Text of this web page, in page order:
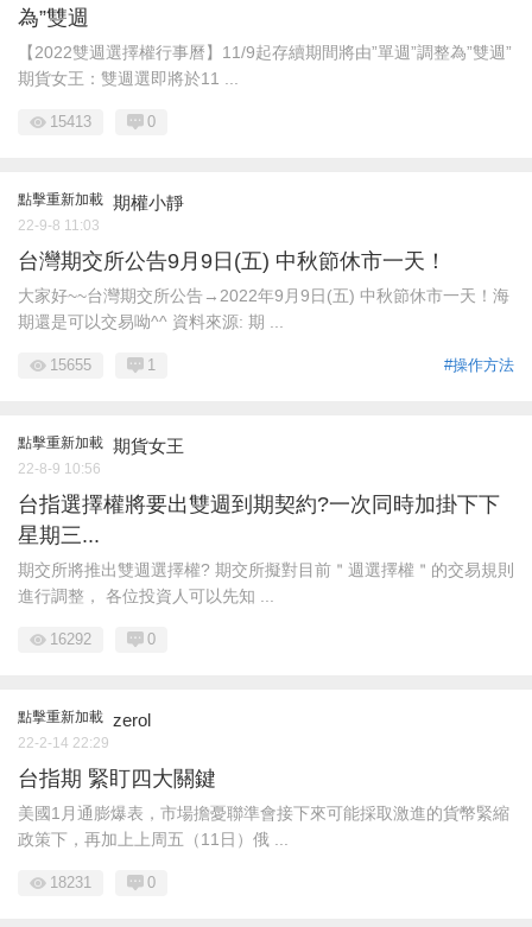
為”雙週
【2022雙週選擇權行事曆】11/9起存續期間將由”單週”調整為”雙週”
期貨女王：雙週選即將於11 ...
15413 0
點擊重新加載 期權小靜
22-9-8 11:03
台灣期交所公告9月9日(五) 中秋節休市一天！
大家好~~台灣期交所公告→2022年9月9日(五) 中秋節休市一天！海
期還是可以交易呦^^ 資料來源: 期 ...
#操作方法
15655 1
點擊重新加載 期貨女王
22-8-9 10:56
台指選擇權將要出雙週到期契約?一次同時加掛下下
星期三...
期交所將推出雙週選擇權? 期交所擬對目前＂週選擇權＂的交易規則
進行調整， 各位投資人可以先知 ...
16292 0
點擊重新加載 zerol
22-2-14 22:29
台指期 緊盯四大關鍵
美國1月通膨爆表，市場擔憂聯準會接下來可能採取激進的貨幣緊縮
政策下，再加上上周五（11日）俄 ...
18231 0